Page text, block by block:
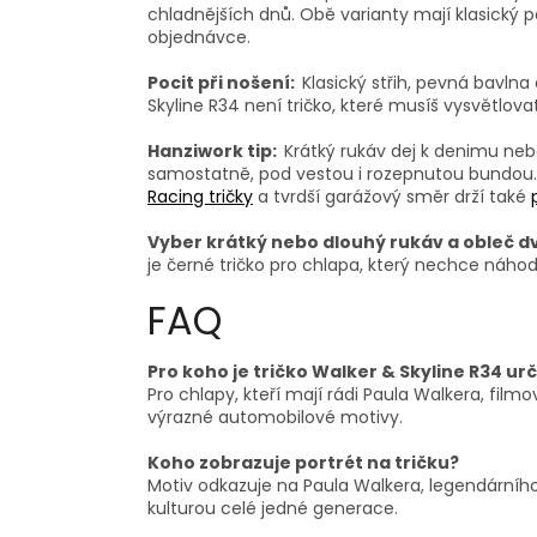
chladnějších dnů. Obě varianty mají klasický
objednávce.
Pocit při nošení: Klasický střih, pevná
Skyline R34 není tričko, které musíš
Hanziwork tip: Krátký rukáv dej k denimu
samostatně, pod vestou i rozepnutou
Racing tričky a tvrdší garážový směr drží také
Vyber krátký nebo dlouhý rukáv a obleč
je černé tričko pro chlapa, který nechce
FAQ
Pro koho je tričko Walker & Skyline R34
Pro chlapy, kteří mají rádi Paula Walkera,
výrazné automobilové motivy.
Koho zobrazuje portrét na tričku?
Motiv odkazuje na Paula Walkera,
kulturou celé jedné generace.